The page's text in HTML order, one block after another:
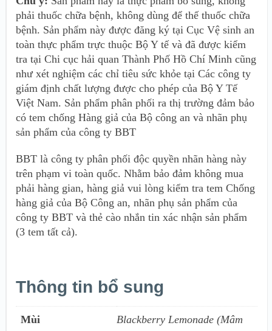
phải thuốc chữa bệnh, không dùng để thế thuốc chữa
bệnh. Sản phẩm này được đăng ký tại Cục Vệ sinh an
toàn thực phẩm trực thuộc Bộ Y tế và đã được kiểm
tra tại Chi cục hải quan Thành Phố Hồ Chí Minh cũng
như xét nghiệm các chỉ tiêu sức khỏe tại Các công ty
giám định chất lượng được cho phép của Bộ Y Tế
Việt Nam. Sản phẩm phân phối ra thị trường đảm bảo
có tem chống Hàng giả của Bộ công an và nhãn phụ
sản phẩm của công ty BBT
BBT là công ty phân phối độc quyền nhãn hàng này
trên phạm vi toàn quốc. Nhằm bảo đảm không mua
phải hàng gian, hàng giả vui lòng kiểm tra tem Chống
hàng giả của Bộ Công an, nhãn phụ sản phẩm của
công ty BBT và thẻ cào nhắn tin xác nhận sản phẩm
(3 tem tất cả).
Thông tin bổ sung
Mùi
Blackberry Lemonade (Mâm